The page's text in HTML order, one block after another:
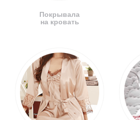
Покрывала
на кровать